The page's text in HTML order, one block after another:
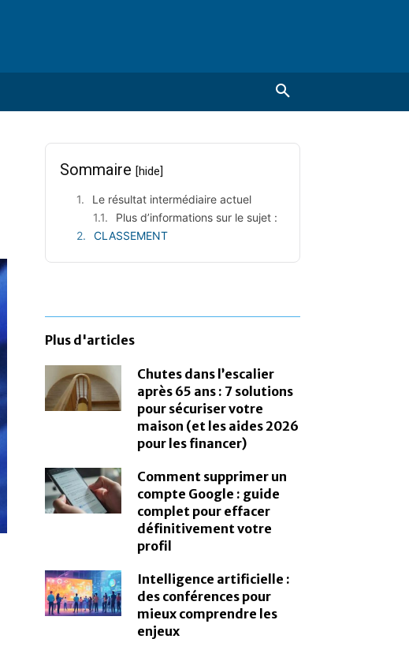
Sommaire [hide]
Le résultat intermédiaire actuel
Plus d’informations sur le sujet :
CLASSEMENT
Plus d'articles
Chutes dans l’escalier
après 65 ans : 7 solutions
pour sécuriser votre
maison (et les aides 2026
pour les financer)
Comment supprimer un
compte Google : guide
complet pour effacer
définitivement votre
profil
Intelligence artificielle :
des conférences pour
mieux comprendre les
enjeux